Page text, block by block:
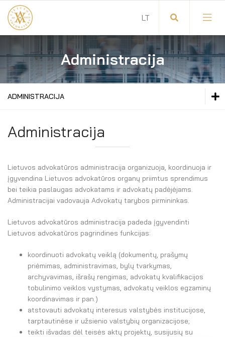
Visuotinis advokatų susirinkimas
Advokatų tarybos pirmininkas
Komitetai
Revizijos komisija
Administracija
Savitarna
Savivaldos teisės aktai
Dokumentų atmintinė
Administracija
ADMINISTRACIJA
ADVOKATŲ TARYBOS PIRMININKAS
ADVOKATŲ TARYBA
KOMITETAI
REVIZIJOS KOMISIJA
ADMINISTRACIJA
Administracija
Lietuvos advokatūros administracija organizuoja, koordinuoja ir
įgyvendina Lietuvos advokatūros organų priimtus sprendimus
bei teikia paslaugas advokatams ir advokatų padėjėjams.
Administracijai vadovauja Advokatų tarybos pirmininkas.
Lietuvos advokatūros administracija padeda įgyvendinti
Lietuvos advokatūros pagrindines funkcijas:
koordinuoti advokatų veiklą (dokumentų, prašymų
priėmimas, administravimas, bylų tvarkymas,
archyvavimas, išrašų rengimas, advokatų kvalifikacijos
tobulinimo veiklos vystymas, advokatų veiklos egzaminų
koordinavimas ir pan.)
atstovauti advokatų interesus valstybės institucijose,
tarptautinėse ir užsienio valstybių organizacijose;
teikti išvadas dėl teisės aktų projektų, susijusių su